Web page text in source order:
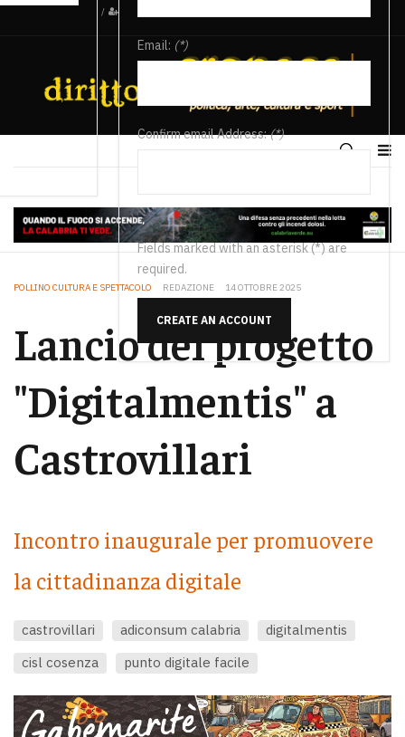
/
Email: (*)
Confirm email Address:(*)
Fields marked with an asterisk (*) are
required.
CREATE AN ACCOUNT
POLLINO CULTURA E SPETTACOLO REDAZIONE 14 OTTOBRE 2025
Lancio del progetto
"Digitalmentis" a
Castrovillari
Incontro inaugurale per promuovere
la cittadinanza digitale
castrovillari adiconsum calabria
digitalmentis
cisl cosenza
punto digitale facile